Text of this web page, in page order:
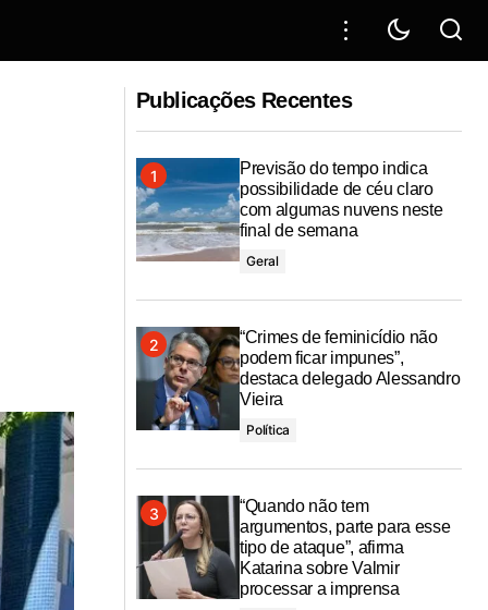
situação de
Verão Sergipe 2026 com turismo
aquecido e expectativa da comunidade
Publicações Recentes
Previsão do tempo indica
possibilidade de céu claro
com algumas nuvens neste
final de semana
Geral
“Crimes de feminicídio não
podem ficar impunes”,
destaca delegado Alessandro
Vieira
Política
“Quando não tem
argumentos, parte para esse
tipo de ataque”, afirma
Katarina sobre Valmir
processar a imprensa